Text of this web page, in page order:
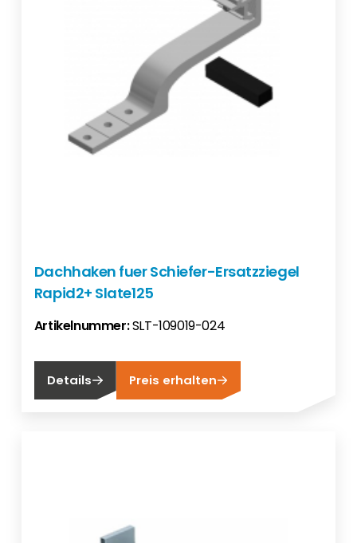
Dachhaken fuer Schiefer-Ersatzziegel
Rapid2+ Slate125
Artikelnummer:SLT-109019-024
Details Preis erhalten